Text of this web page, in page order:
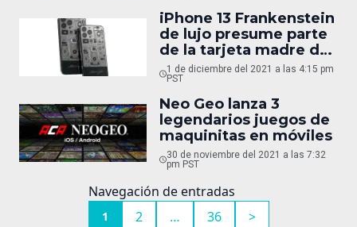
iPhone 13 Frankenstein
de lujo presume parte
de la tarjeta madre del
iPhone 2G
1 de diciembre del 2021 a las 4:15 pm
PST
Neo Geo lanza 3
legendarios juegos de
maquinitas en móviles
30 de noviembre del 2021 a las 7:32
pm PST
Navegación de entradas
1 2 … 36 >